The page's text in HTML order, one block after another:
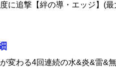
に追撃【絆の導・エッジ】(最
変わる4回連続の水&炎&雷&無